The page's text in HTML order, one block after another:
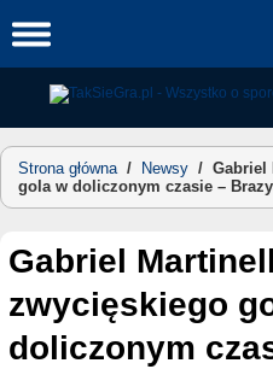
to
Strona główna/ Newsy / Gabriel
gola w doliczonym czasie –
Gabriel Martinelli strzelił
zwycięskiego
doliczonym